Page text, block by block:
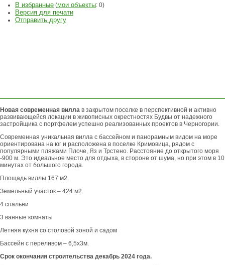
В избранные (мои объекты: 0)
Версия для печати
Отправить другу
Новая современная вилла в закрытом поселке в перспективной и активно
развивающейся локации в живописных окрестностях Будвы от надежного
застройщика с портфелем успешно реализованных проектов в Черногории.
Современная уникальная вилла с бассейном и панорамным видом на море
ориентирована на юг и расположена в поселке Кримовица, рядом с
популярными пляжами Плоче, Яз и Трстено. Расстояние до открытого моря
-900 м. Это идеальное место для отдыха, в стороне от шума, но при этом в 10
минутах от большого города.
Площадь виллы 167 м2.
Земельный участок – 424 м2.
4 спальни
3 ванные комнаты
Летняя кухня со столовой зоной и садом
Бассейн с переливом – 6,5х3м.
Срок окончания строительства декабрь 2024 года.